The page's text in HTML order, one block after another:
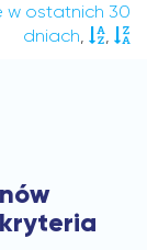
w ostatnich 30
dniach, ,